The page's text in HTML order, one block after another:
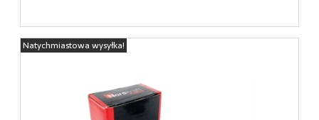
Natychmiastowa wysyłka!